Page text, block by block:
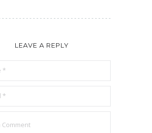
LEAVE A REPLY